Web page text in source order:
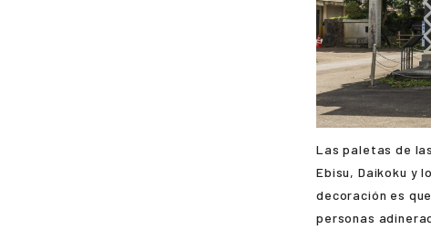
Las paletas de
Ebisu, Daikoku y
decoración es
personas